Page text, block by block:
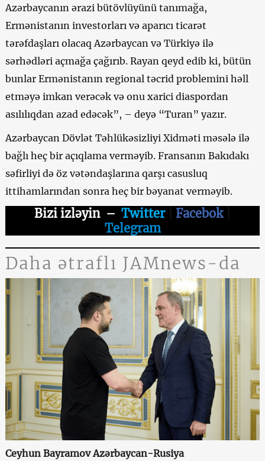
Azərbaycanın ərazi bütövlüyünü tanımağa,
Ermənistanın investorları və aparıcı ticarət
tərəfdaşları olacaq Azərbaycan və Türkiyə ilə
sərhədləri açmağa çağırıb. Rayan qeyd edib ki, bütün
bunlar Ermənistanın regional təcrid problemini həll
etməyə imkan verəcək və onu xarici diaspordan
asılılıqdan azad edəcək”, – deyə “Turan” yazır.
Azərbaycan Dövlət Təhlükəsizliyi Xidməti məsələ ilə
bağlı heç bir açıqlama verməyib. Fransanın Bakıdakı
səfirliyi də öz vətəndaşlarına qarşı casusluq
ittihamlarından sonra heç bir bəyanat verməyib.
Bizi izləyin– Twitter| Facebok
Telegram
Daha ətraflı JAMnews-da
Ceyhun Bayramov Azərbaycan-Rusiya